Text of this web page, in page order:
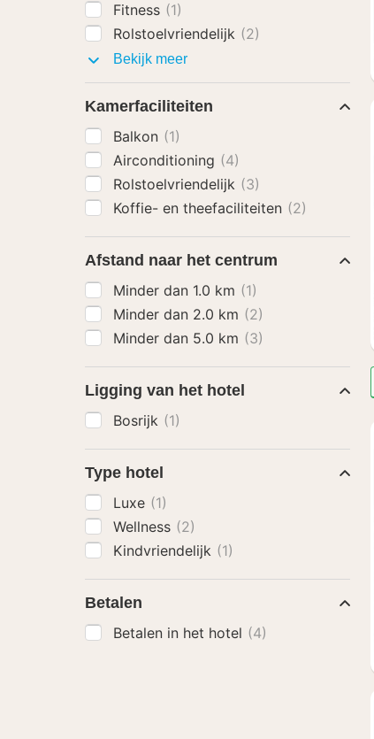
Fitness (1)
Rolstoelvriendelijk (2)
Bekijk meerFaciliteiten
Kamerfaciliteiten
Balkon (1)
Airconditioning (4)
Rolstoelvriendelijk (3)
Koffie- en theefaciliteiten (2)
Afstand naar het centrum
Minder dan 1.0 km (1)
Minder dan 2.0 km (2)
Minder dan 5.0 km (3)
Ligging van het hotel
Bosrijk (1)
Type hotel
Luxe (1)
Wellness (2)
Kindvriendelijk (1)
Betalen
Betalen in het hotel (4)